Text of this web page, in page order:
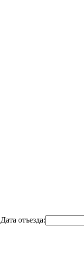
Дата отъезда: